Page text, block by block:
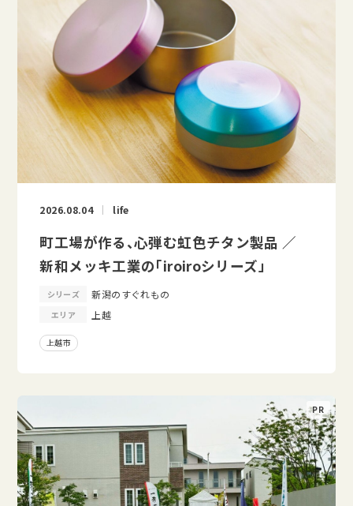
2026.08.04 life
町工場が作る、心弾む虹色チタン製品 ／
新和メッキ工業の「iroiroシリーズ」
シリーズ 新潟のすぐれもの
エリア 上越
上越市